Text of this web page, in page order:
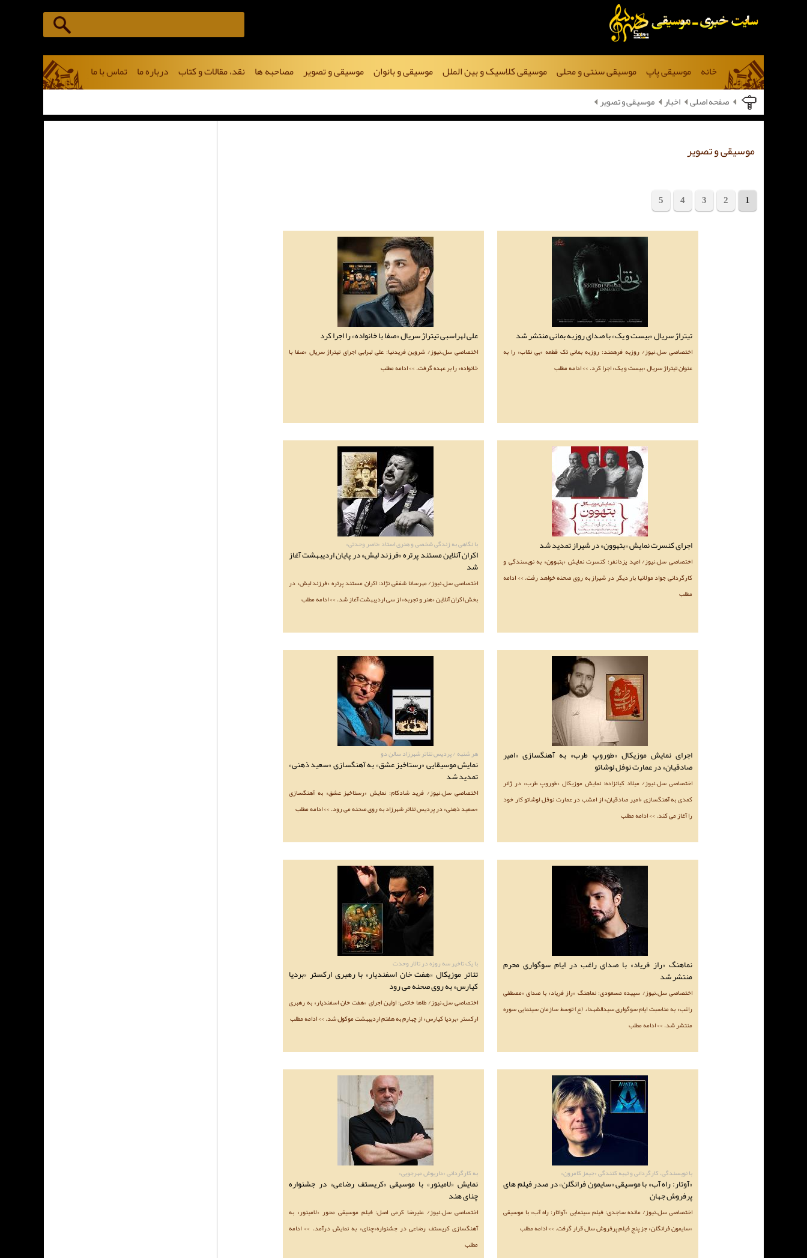
خانه موسیقی پاپ موسیقی سنتی و محلی موسیقی کلاسیک و بین الملل موسیقی و بانوان موسیقی و تصویر مصاحبه ها نقد، مقالات و کتاب درباره ما تماس با ما
صفحه اصلی اخبار موسیقی و تصویر
موسیقی و تصویر
1
2
3
4
5
تیتراژ سریال «بیست و یک» با صدای روزبه بمانی منتشر شد
اختصاصی سل.نیوز/ روزبه فرهمند: روزبه بمانی تک قطعه «بی نقاب» را به
عنوان تیتراژ سریال «بیست و یک» اجرا کرد. >> ادامه مطلب
علی لهراسبی تیتراژ سریال «صفا با خانواده» را اجرا کرد
اختصاصی سل.نیوز/ شروین فریدنیا: علی لهرابی اجرای تیتراژ سریال «صفا با
خانواده» را بر عهده گرفت. >> ادامه مطلب
اجرای کنسرت نمایش «بتهوون» در شیراز تمدید شد
اختصاصی سل.نیوز/ امید یزدانفر: کنسرت نمایش «بتهوون» به نویسندگی و
کارگردانی جواد مولانیا بار دیگر در شیراز به روی صحنه خواهد رفت. >> ادامه
مطلب
با نگاهی به زندگی شخصی و هنری استاد «ناصر وحدتی»
اکران آنلاین مستند پرتره «فرزند لیش» در پایان اردیبهشت آغاز
شد
اختصاصی سل.نیوز/ مهرسانا شفقی نژاد: اکران مستند پرتره «فرزند لیش» در
بخش اکران آنلاین «هنر و تجربه» از سی اردیبهشت آغاز شد. >> ادامه مطلب
اجرای نمایش موزیکال «طوروپ طرب» به آهنگسازی «امیر
صادقیان» در عمارت نوفل لوشاتو
اختصاصی سل.نیوز/ میلاد کیانزاده: نمایش موزیکال «طوروپ طرب» در ژانر
کمدی به آهنگسازی «امیر صادقیان» از امشب در عمارت نوفل لوشاتو کار خود
را آغاز می کند. >> ادامه مطلب
هر شنبه / پردیس تئاتر شهرزاد سالن دو
نمایش موسیقایی «رستاخیز عشق» به آهنگسازی «سعید ذهنی»
تمدید شد
اختصاصی سل.نیوز/ فرید شادکام: نمایش «رستاخیز عشق» به آهنگسازی
«سعید ذهنی» در پردیس تئاتر شهرزاد به روی صحنه می رود. >> ادامه مطلب
نماهنگ «راز فریاد» با صدای راغب در ایام سوگواری محرم
منتشر شد
اختصاصی سل.نیوز/ سپیده مسعودی: نماهنگ «راز فریاد» با صدای «مصطفی
راغب» به مناسبت ایام سوگواری سیدالشهداء (ع) توسط سازمان سینمایی سوره
منتشر شد. >> ادامه مطلب
با یک تاخیر سه روزه در تالار وحدت
تئاتر موزیکال «هفت خان اسفندیار» با رهبری ارکستر «بردیا
کیارس» به روی صحنه می رود
اختصاصی سل.نیوز/ طاها خاتمی: اولین اجرای «هفت خان اسفندیار» به رهبری
ارکستر «بردیا کیارس» از چهارم به هفتم اردیبهشت موکول شد. >> ادامه مطلب
با نویسندگی، کارگردانی و تهیه کنندگی «جیمز کامرون»
«آوتار: راه آب» با موسیقی «سایمون فرانگلن» در صدر فیلم های
پرفروش جهان
اختصاصی سل.نیوز/ مائده ساجدی: فیلم سینمایی «آواتار: راه آب» با موسیقی
«سایمون فرانگلن» جز پنج فیلم پرفروش سال قرار گرفت. >> ادامه مطلب
به کارگردانی «داریوش مهرجویی»
نمایش «لامینور» با موسیقی «کریستف رضاعی» در جشنواره
چنای هند
اختصاصی سل.نیوز/ علیرضا کرمی اصل: فیلم موسیقی محور «لامینور» به
آهنگسازی کریستف رضاعی در جشنواره«چنای» به نمایش درآمد. >> ادامه
مطلب